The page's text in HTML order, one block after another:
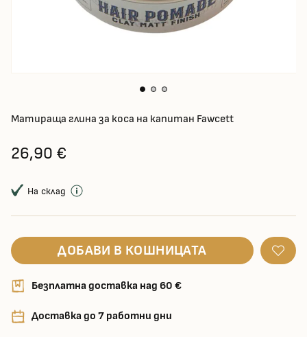
Матираща глина за коса на капитан Fawcett
26,90 €
На склад
ДОБАВИ В КОШНИЦАТА
Безплатна доставка над 60 €
Доставка до 7 работни дни